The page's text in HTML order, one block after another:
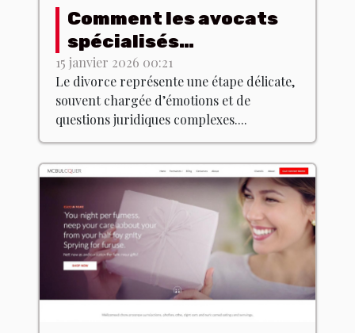
Comment les avocats
spécialisés
accompagnent dans
les procédures de
divorce ?
15 janvier 2026 00:21
Le divorce représente une étape délicate,
souvent chargée d’émotions et de
questions juridiques complexes....